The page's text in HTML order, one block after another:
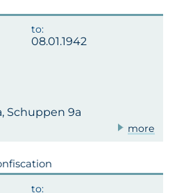
08.01.1942
Schuppen 9a
more